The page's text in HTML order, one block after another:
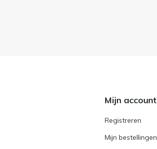
Mijn account
Registreren
Mijn bestellingen